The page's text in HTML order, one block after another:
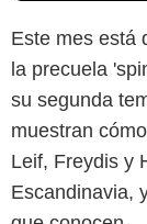
Este mes está
la precuela
su segunda
muestran
Leif, Freydis y
Escandinavia,